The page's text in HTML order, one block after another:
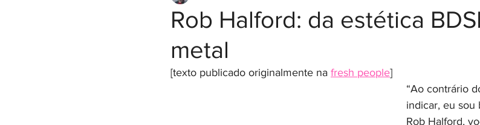
Rob Halford: da estética
metal
[texto publicado originalmente na fresh people]
“Ao contrário
indicar, eu sou
Rob Halford,